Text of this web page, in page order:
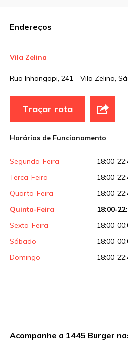
E-mail*
Site
Sua avaliação
Endereços
Vila Zelina
Rua Inhangapi, 241 - Vila Zelina,
Traçar rota
Horários de Funcionamento
Segunda-Feira
18:00-
Terca-Feira
18:00-
Quarta-Feira
18:00-
Quinta-Feira
18:00-
Sexta-Feira
18:00-
Sábado
18:00-
Domingo
18:00-
Acompanhe a 1445 Burger